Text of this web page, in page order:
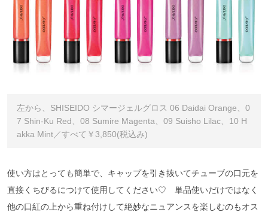
左から、SHISEIDO シマージェルグロス 06 Daidai Orange、0
7 Shin-Ku Red、08 Sumire Magenta、09 Suisho Lilac、10 H
akka Mint／すべて￥3,850(税込み)
使い方はとっても簡単で、キャップを引き抜いてチューブの口元を
直接くちびるにつけて使用してください♡ 単品使いだけではなく
他の口紅の上から重ね付けして絶妙なニュアンスを楽しむのもオス